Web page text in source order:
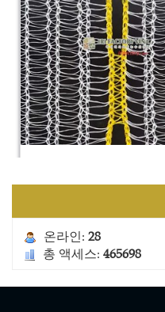
온라인: 28
총 액세스: 465698